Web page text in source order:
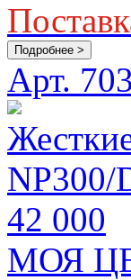
Подробнее >
Арт.
NP300/
42 000
МОЯ